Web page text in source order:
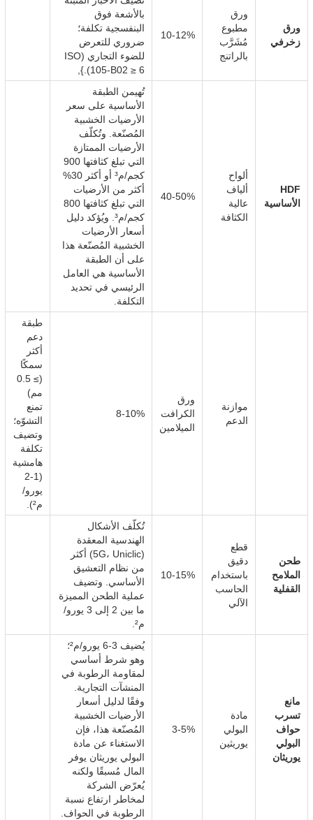
ورق
زخرفي
ورق
مطبوع
مُشَرَّب
بالراتنج
10-12%
بالأشعة فوق
البنفسجية تكلفة؛
ضروري للتعرض
للضوء التجاري (ISO
105-B02 ≥ 6).},
HDF
الأساسية
ألواح
ألياف
عالية
الكثافة
40-50%
تُهيمن الطبقة
الأساسية على سعر
الأرضيات الخشبية
المُصنّعة. وتُكلّف
الأرضيات الممتازة
التي تبلغ كثافتها 900
كجم/م³ أو أكثر 30%
أكثر من الأرضيات
التي تبلغ كثافتها 800
كجم/م³. ويُؤكد دليل
أسعار الأرضيات
الخشبية المُصنّعة هذا
على أن الطبقة
الأساسية هي العامل
الرئيسي في تحديد
التكلفة.
موازنة
الدعم
ورق
الكرافت
الميلامين
8-10%
طبقة
دعم
أكثر
سمكًا
(≥ 0.5
مم)
تمنع
التشوّه؛
وتضيف
تكلفة
هامشية
(1-2
يورو/
م²).
طحن
الملامح
القفلية
قطع
دقيق
باستخدام
الحاسب
الآلي
10-15%
تُكلّف الأشكال
الهندسية المعقدة
(5G، Uniclic) أكثر
من نظام التعشيق
الأساسي. وتضيف
عملية الطحن المميزة
ما بين 2 إلى 3 يورو/
م².
مانع
تسرب
حواف
البولي
يوريثان
مادة
البولي
يوريثين
3-5%
يُضيف 3-6 يورو/م²؛
وهو شرط أساسي
لمقاومة الرطوبة في
المنشآت التجارية.
وفقًا لدليل أسعار
الأرضيات الخشبية
المُصنّعة هذا، فإن
الاستغناء عن مادة
البولي يوريثان يوفر
المال مُسبقًا ولكنه
يُعرّض الشركة
لمخاطر ارتفاع نسبة
الرطوبة في الحواف.